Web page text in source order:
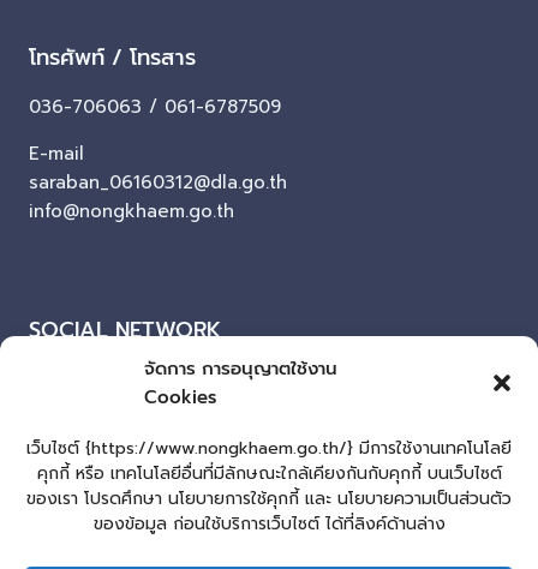
จัดการ การอนุญาตใช้งาน
Cookies
เว็บไซต์ {https://www.nongkhaem.go.th/} มีการใช้งานเทคโนโลยี
คุกกี้ หรือ เทคโนโลยีอื่นที่มีลักษณะใกล้เคียงกันกับคุกกี้ บนเว็บไซต์
ของเรา โปรดศึกษา นโยบายการใช้คุกกี้ และ นโยบายความเป็นส่วนตัว
ของข้อมูล ก่อนใช้บริการเว็บไซต์ ได้ที่ลิงค์ด้านล่าง
โทรศัพท์ / โทรสาร
036-706063 / 061-6787509
E-mail
saraban_06160312@dla.go.th
info@nongkhaem.go.th
SOCIAL NETWORK
Facebook
ผู้เยี่ยมชมเว็บไซต์
ผู้เยี่ยมชม : 10
แผนผังเว็บไซต์